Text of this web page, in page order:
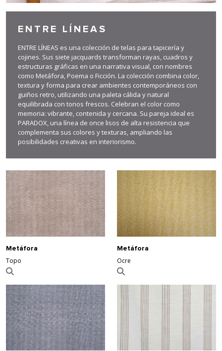
ENTRE LÍNEAS
ENTRE LÍNEAS es una colección de telas para tapicería y
cojines. Sus siete jacquards transforman rayas, cuadros y
estructuras gráficas en una narrativa visual, con nombres
como Metáfora, Poema o Ficción. La colección combina color,
textura y forma para crear ambientes contemporáneos con
guiños retro, utilizando una paleta cálida y natural
equilibrada con tonos frescos. Celebran el color como
memoria: vibrante, contenida y cercana. Su pareja ideal es
PARADOX, una línea de once lisos de alta resistencia que
complementa sus colores y texturas, ampliando las
posibilidades creativas en interiorismo.
Metáfora
Topo
Metáfora
Ocre